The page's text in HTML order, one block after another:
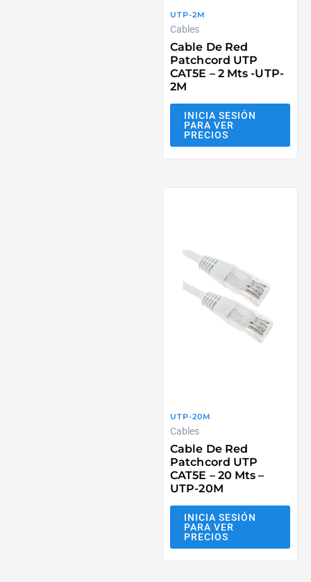
UTP-2M
Cables
Cable De Red
Patchcord UTP
CAT5E – 2 Mts -UTP-
2M
INICIA SESIÓN
PARA VER
PRECIOS
UTP-20M
Cables
Cable De Red
Patchcord UTP
CAT5E – 20 Mts –
UTP-20M
INICIA SESIÓN
PARA VER
PRECIOS